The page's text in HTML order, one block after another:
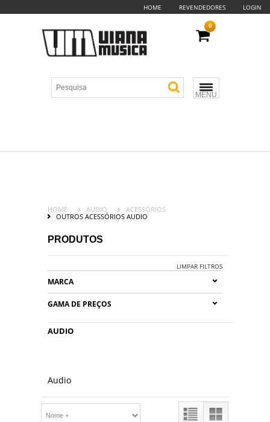
HOME REVENDEDORES LOGIN
MENU
0
HOME AUDIO
ACESSÓRIOS
OUTROS ACESSÓRIOS AUDIO
PRODUTOS
LIMPAR FILTROS
MARCA
GAMA DE PREÇOS
AUDIO
Audio